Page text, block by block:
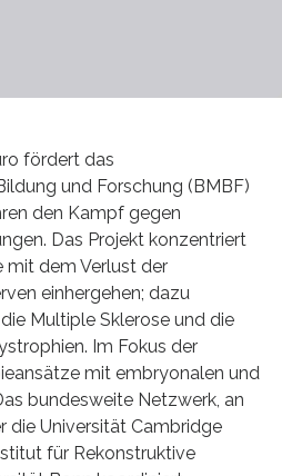
fördert das
und Forschung (BMBF)
den Kampf gegen
Das Projekt konzentriert
mit dem Verlust der
einhergehen; dazu
Multiple Sklerose und die
Im Fokus der
mit embryonalen und
bundesweite Netzwerk, an
die Universität Cambridge
für Rekonstruktive